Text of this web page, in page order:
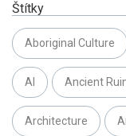
Štítky
Aboriginal Culture
AI Ancient
Architecture